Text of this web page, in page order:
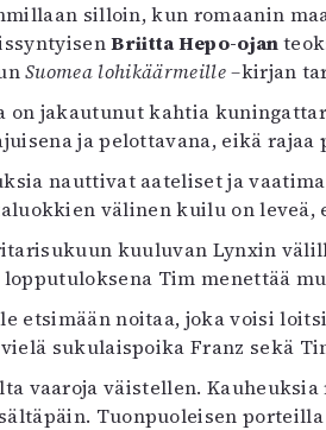
Lehtiarkisto
silloin, kun romaanin
Briitta Hepo-ojan
Suomea lohikäärmeille –kirjan
on jakautunut kahtia
ja pelottavana, eikä
nauttivat aateliset ja
välinen kuilu on
kuuluvan Lynxin
Tim menettää
etsimään noitaa, joka voisi
sukulaispoika Franz sekä
vaaroja väistellen.
Tuonpuoleisen